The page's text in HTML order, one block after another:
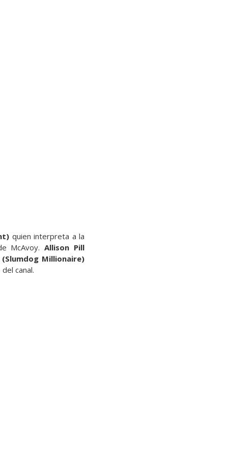
quien interpreta a la
McAvoy.Allison Pill
Millionaire)
canal.